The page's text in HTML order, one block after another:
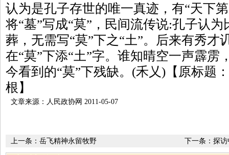
认为是孔子存世的唯一真迹，有“天下
将“墓”写成“莫”，民间流传说:孔子认
葬，无需写“莫”下之“土”。后来有秀才
在“莫”下添“土”字。谁知晴空一声霹雳
今看到的“莫”下残缺。(禾乂)【原标题
根】
文章来源：人民政协网 2011-05-07
下一条： 探
上一条： 岳飞精神永留牧野